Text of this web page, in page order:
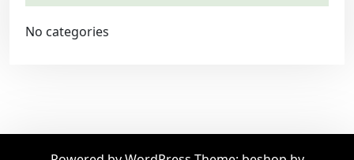
No categories